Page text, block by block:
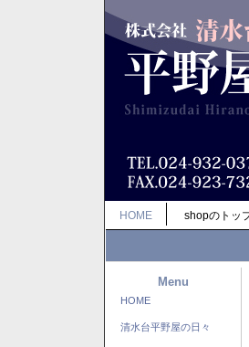
HOME shopのトッ
Menu
HOME
清水台平野屋の日々